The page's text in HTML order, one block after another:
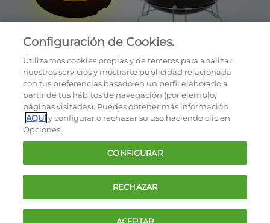
Cookies
Política de privacidad
Términos y condiciones de la oferta
Contacto
FAQ
Configuración de Cookies.
Utilizamos cookies propias y de terceros para analizar
nuestros servicios y mostrarte publicidad relacionada
con tus preferencias basado en un perfil elaborado a
partir de tus hábitos de navegación (por ejemplo,
páginas visitadas). Puedes obtener más información
AQUÍy configurar o rechazar su uso haciendo clic en
Opciones.
CONFIGURAR
RECHAZAR